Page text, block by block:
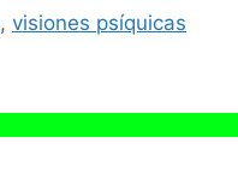
, visiones psíquicas